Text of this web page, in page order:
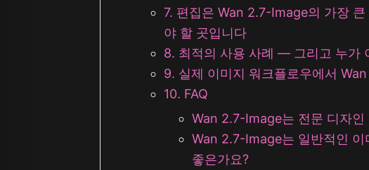
7. 편집은 Wan 2.7-Image의 가장
야 할 곳입니다
8. 최적의 사용 사례 — 그리고 누가
9. 실제 이미지 워크플로우에서
10. FAQ
Wan 2.7-Image는 전문 디자인
Wan 2.7-Image는 일반적인 이
좋은가요?